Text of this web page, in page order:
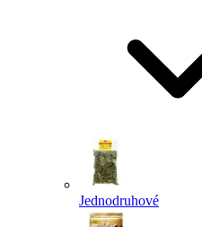
Jednodruhové